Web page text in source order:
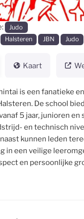
Judo
Halsteren JBN Judo
Kaart
is een fanatieke
De school
5 jaar, junioren en
en technisch
kunnen leden
in een veilige
en persoonlijke